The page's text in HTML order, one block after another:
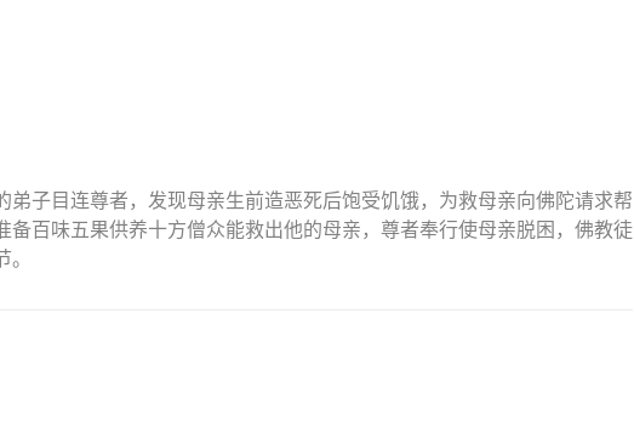
弟子目连尊者，发现母亲生前造恶死后饱受饥饿，为救母亲向佛陀请求帮
百味五果供养十方僧众能救出他的母亲，尊者奉行使母亲脱困，佛教徒